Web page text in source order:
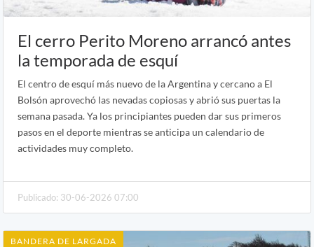
El cerro Perito Moreno arrancó antes
la temporada de esquí
El centro de esquí más nuevo de la Argentina y cercano a El
Bolsón aprovechó las nevadas copiosas y abrió sus puertas la
semana pasada. Ya los principiantes pueden dar sus primeros
pasos en el deporte mientras se anticipa un calendario de
actividades muy completo.
Publicado: 30-06-2026 07:00
BANDERA DE LARGADA